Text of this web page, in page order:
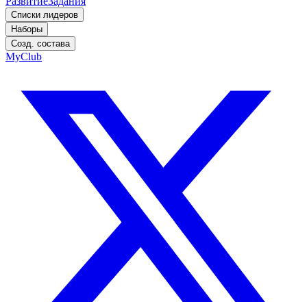
Списки лидеров
Наборы
Созд. состава
MyClub